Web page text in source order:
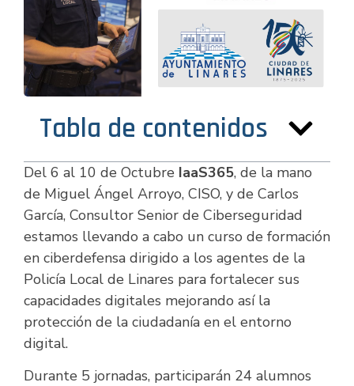
Tabla de contenidos
Del 6 al 10 de Octubre IaaS365, de la mano
de Miguel Ángel Arroyo, CISO, y de Carlos
García, Consultor Senior de Ciberseguridad
estamos llevando a cabo un curso de formación
en ciberdefensa dirigido a los agentes de la
Policía Local de Linares para fortalecer sus
capacidades digitales mejorando así la
protección de la ciudadanía en el entorno
digital.
Durante 5 jornadas, participarán 24 alumnos